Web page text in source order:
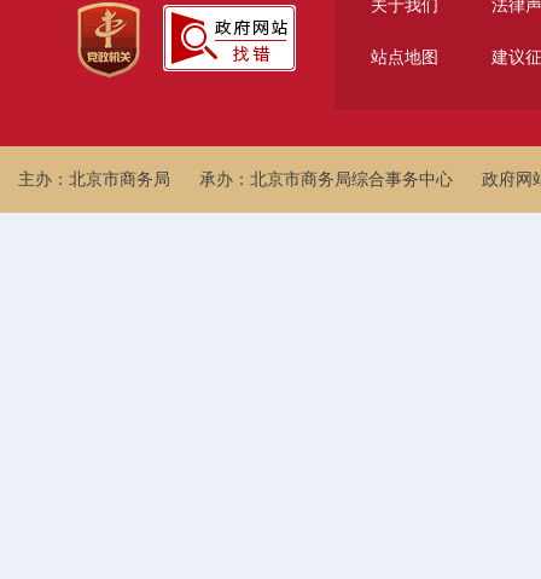
关于我们 法律
站点地图 建议
主办：北京市商务局 承办：北京市商务局综合事务中心 政府网